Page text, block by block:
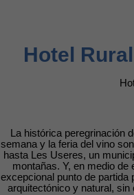
Hotel
La histórica peregrinación
semana y la feria del vino
hasta Les Useres, un
montañas. Y, en medio
excepcional punto de
arquitectónico y natural,